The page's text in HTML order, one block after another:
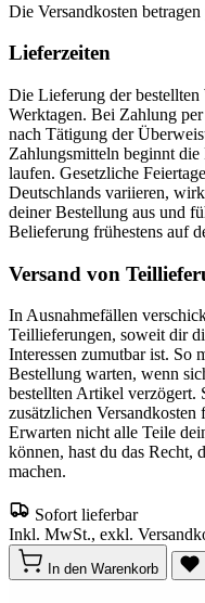
Die Versandkosten
Lieferzeiten
Die Lieferung der
Werktagen. Bei Zahlung
nach Tätigung der
Zahlungsmitteln beginnt
laufen. Gesetzliche
Deutschlands variieren,
deiner Bestellung aus und
Belieferung frühestens auf
Versand von
In Ausnahmefällen
Teillieferungen, soweit dir
Interessen zumutbar ist. So
Bestellung warten, wenn
bestellten Artikel verzögert.
zusätzlichen
Erwarten nicht alle Teile
können, hast du das Recht,
machen.
Sofort lieferbar
Inkl. MwSt., exkl.
In den Warenkorb